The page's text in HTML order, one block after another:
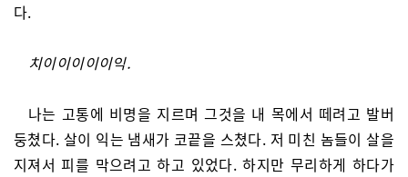
다.
치이이이이이익.
나는 고통에 비명을 지르며 그것을 내 목에서 떼려고 발버
둥쳤다. 살이 익는 냄새가 코끝을 스쳤다. 저 미친 놈들이 살을
지져서 피를 막으려고 하고 있었다. 하지만 무리하게 하다가